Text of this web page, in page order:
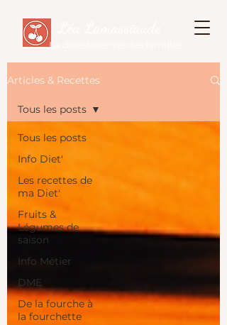
La diététicienne des familles
Articles & Recettes
Tous les posts
Info Diet'
Les recettes de
ma Diet'
Fruits &
Légumes de
saison
Info Métier
DME
De la fourche à
la fourchette
Tous les posts